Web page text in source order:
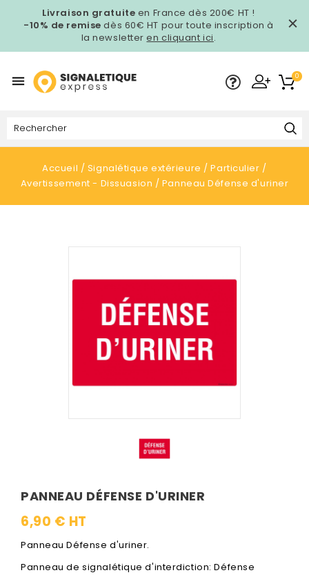
Livraison gratuite en France dès 200€ HT !
-10% de remise dès 60€ HT pour toute inscription à
la newsletteren cliquant ici.
 0
Accueil Signalétique extérieure
Particulier
Avertissement - Dissuasion
Panneau Défense d'uriner
PANNEAU DÉFENSE D'URINER
6,90 € HT
Panneau Défense d'uriner.
Panneau de signalétique d'interdiction: Défense